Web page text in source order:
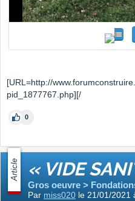
[URL=http://
pid_1877767.php][/
0
Article « VIDE
Gros oeuvre >
Par miss020 le 21/01/2021